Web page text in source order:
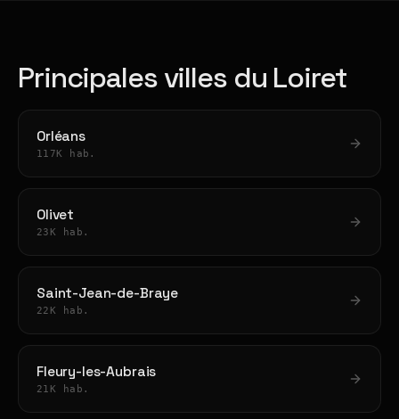
Principales villes du Loiret
Orléans
117K hab.
Olivet
23K hab.
Saint-Jean-de-Braye
22K hab.
Fleury-les-Aubrais
21K hab.